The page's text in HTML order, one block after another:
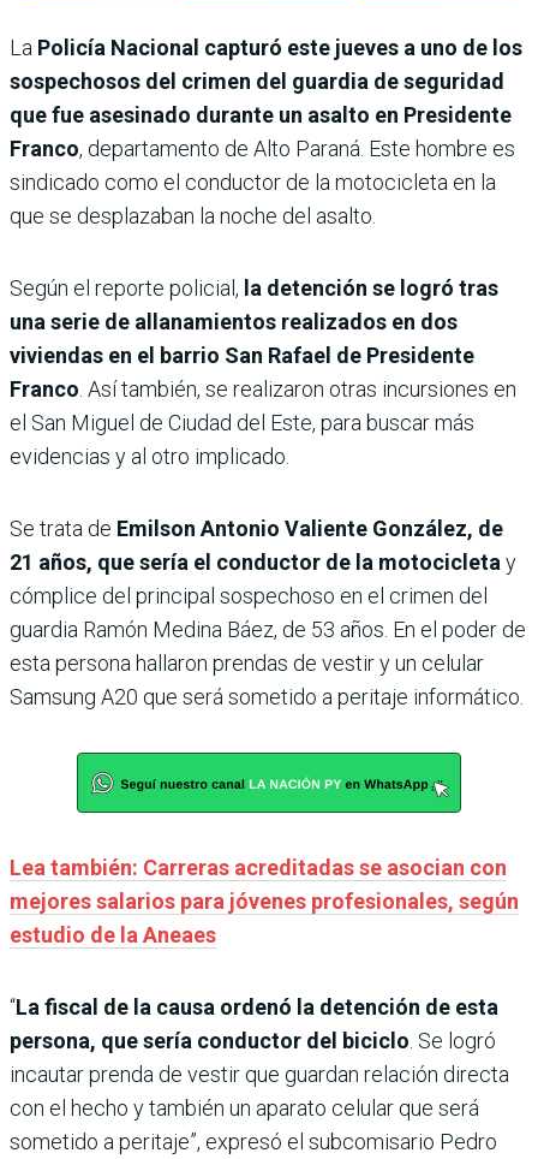
La Policía Nacional capturó este jueves a uno de los
sospechosos del crimen del guardia de seguridad
que fue asesinado durante un asalto en Presidente
Franco, departamento de Alto Paraná. Este hombre es
sindicado como el conductor de la motocicleta en la
que se desplazaban la noche del asalto.
Según el reporte policial, la detención se logró tras
una serie de allanamientos realizados en dos
viviendas en el barrio San Rafael de Presidente
Franco . Así también, se realizaron otras incursiones en
el San Miguel de Ciudad del Este, para buscar más
evidencias y al otro implicado.
Se trata de Emilson Antonio Valiente González, de
21 años, que sería el conductor de la motocicleta y
cómplice del principal sospechoso en el crimen del
guardia Ramón Medina Báez, de 53 años. En el poder de
esta persona hallaron prendas de vestir y un celular
Samsung A20 que será sometido a peritaje informático.
Lea también: Carreras acreditadas se asocian con
mejores salarios para jóvenes profesionales, según
estudio de la Aneaes
“La fiscal de la causa ordenó la detención de esta
persona, que sería conductor del biciclo . Se logró
incautar prenda de vestir que guardan relación directa
con el hecho y también un aparato celular que será
sometido a peritaje”, expresó el subcomisario Pedro